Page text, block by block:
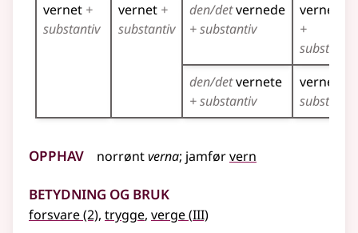
vernet +
substantiv
vernet +
substantiv
den/detvernede
+ substantiv
vernede
+
substantiv
den/detvernete
+ substantiv
vernete
substantiv
Opphav norrøntverna; jamførvern
Betydning og bruk
forsvare(2), trygge, verge(3
III)